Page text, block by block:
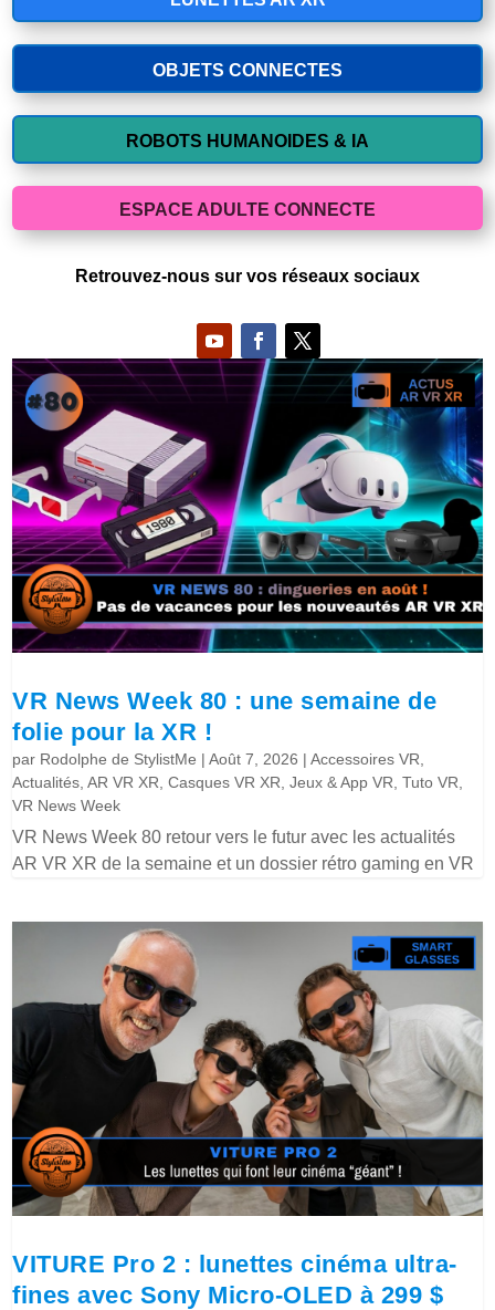
OBJETS CONNECTES
ROBOTS HUMANOIDES & IA
ESPACE ADULTE CONNECTE
Retrouvez-nous sur vos réseaux sociaux
VR News Week 80 : une semaine de
folie pour la XR !
par Rodolphe de StylistMe |Août 7, 2026 |Accessoires VR
Actualités ,AR VR XR ,Casques VR XR ,Jeux & App VR ,Tuto VR
VR News Week
VR News Week 80 retour vers le futur avec les actualités
AR VR XR de la semaine et un dossier rétro gaming en VR
VITURE Pro 2 : lunettes cinéma ultra-
fines avec Sony Micro-OLED à 299 $